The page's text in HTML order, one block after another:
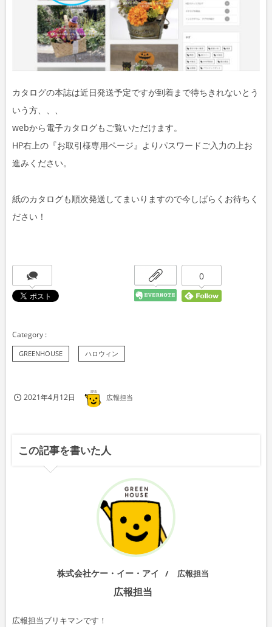
カタログの本誌は近日発送予定ですが到着まで待ちきれないとう
いう方、、、
webから電子カタログもご覧いただけます。
HP右上の『お取引様専用ページ』よりパスワードご入力の上お
進みください。
紙のカタログも順次発送してまいりますので今しばらくお待ちく
ださい！
0
GREENHOUSE ハロウィン
2021年4月12日 広報担当
この記事を書いた人
株式会社ケー・イー・アイ 広報担当
広報担当
広報担当ブリキマンです！